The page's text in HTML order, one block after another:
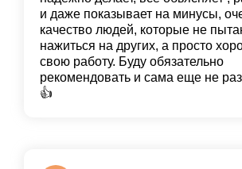
и даже показывает на минусы,
качество людей, которые не
нажиться на других, а просто
свою работу. Буду обязательно
рекомендовать и сама еще не
👍